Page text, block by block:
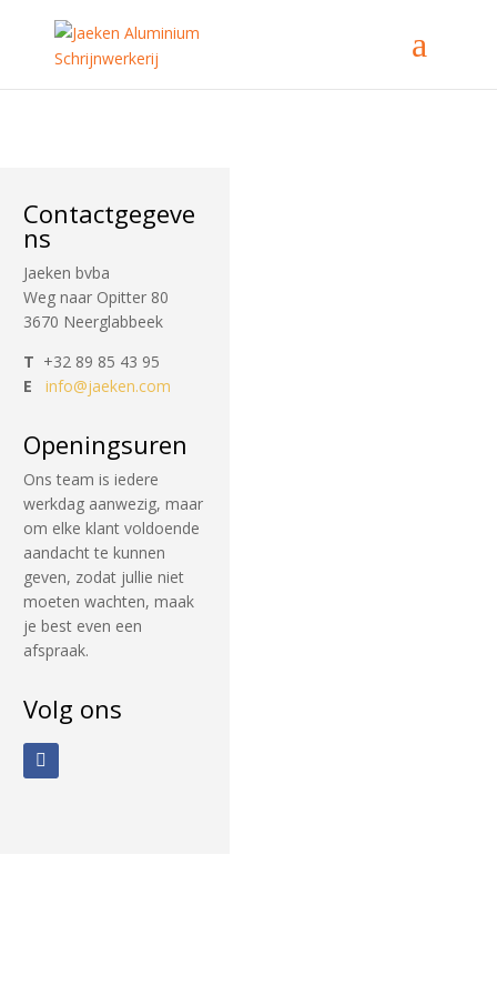
Contactgegeve
ns
Jaeken bvba
Weg naar Opitter 80
3670 Neerglabbeek
T +32 89 85 43 95
E
info@jaeken.com
Openingsuren
Ons team is iedere
werkdag aanwezig, maar
om elke klant voldoende
aandacht te kunnen
geven, zodat jullie niet
moeten wachten, maak
je best even een
afspraak.
Volg ons